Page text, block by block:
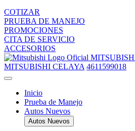
COTIZAR
PRUEBA DE MANEJO
PROMOCIONES
CITA DE SERVICIO
ACCESORIOS
MITSUBISHI CELAYA 4611599018
Inicio
Prueba de Manejo
Autos Nuevos
Autos Nuevos